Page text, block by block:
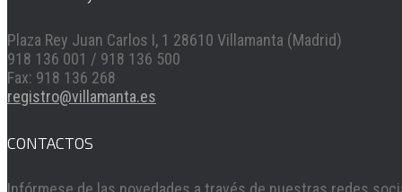
Plaza Rey Juan Carlos I, 1 28610 Villamanta (Madrid)
918 136 001 / 918 136 500
Fax: 918 136 268
registro@villamanta.es
CONTACTOS